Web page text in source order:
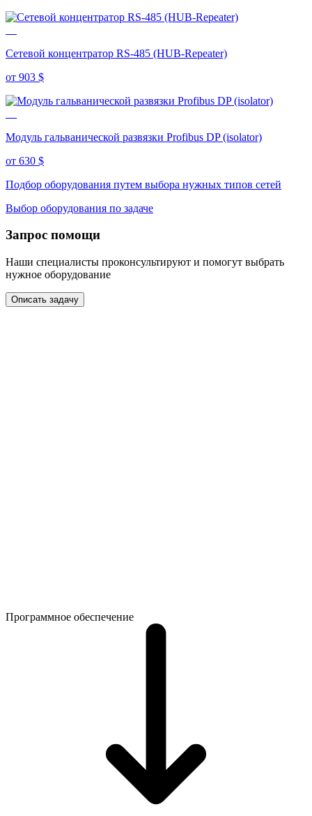
Сетевой концентратор RS-485 (HUB-Repeater)
от 903 $
Модуль гальванической развязки Profibus DP (isolator)
от 630 $
Подбор оборудования путем выбора нужных типов сетей
Выбор оборудования по задаче
Запрос помощи
Наши специалисты проконсультируют и помогут выбрать
нужное оборудование
Описать задачу
Программное обеспечение